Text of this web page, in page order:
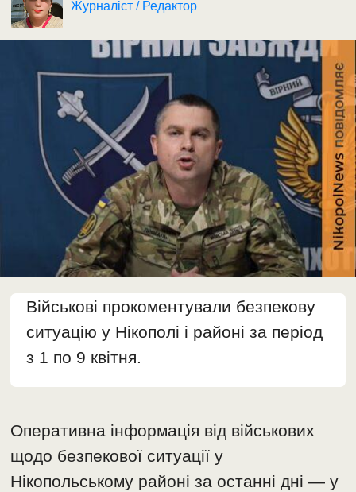
Журналіст / Редактор
Військові прокоментували безпекову
ситуацію у Нікополі і районі за період
з 1 по 9 квітня.
Оперативна інформація від військових
щодо безпекової ситуації у
Нікопольському районі за останні дні — у